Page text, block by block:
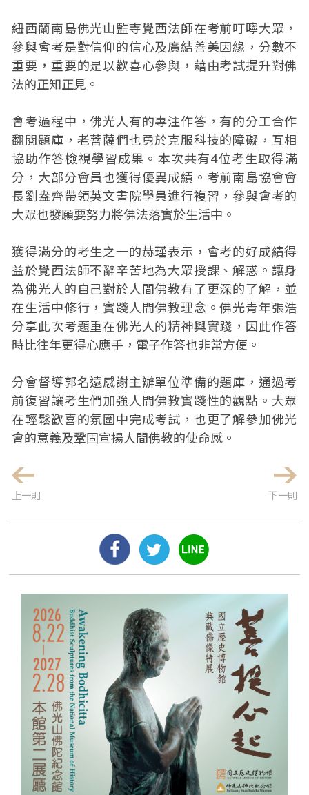
紐西蘭南島佛光山監寺覺西法師在考前叮嚀大眾，
參與會考是對信仰的信心及廣結善美因緣，分數不
重要，重要的是以歡喜心參與，藉由考試提升對佛
法的正知正見。
會考過程中，佛光人有的專注作答，有的分工合作
翻閱題庫，老菩薩們也勇於克服科技的障礙，互相
協助作答檢視學習成果。本次共有4位考生取得滿
分，大部分會員也獲得優異成績。考前南島協會會
長劉盎齊帶領英文書院學員進行複習，參與會考的
大眾也發願要努力將佛法落實於生活中。
獲得滿分的考生之一的赫瑾表示，會考的好成績得
益於覺西法師不辭辛苦地為大眾授課、解惑。讓身
為佛光人的自己對於人間佛教有了更深的了解，並
在生活中修行，實踐人間佛教理念。佛光青年張浩
分享此次考題重在佛光人的精神與實踐，因此作答
時比往年更得心應手，電子作答也非常方便。
分會督導郭名遠感謝主辦單位準備的題庫，通過考
前復習讓考生們加強人間佛教實踐性的觀點。大眾
在輕鬆歡喜的氛圍中完成考試，也更了解參加佛光
會的意義及鞏固宣揚人間佛教的使命感。
上一則 下一則